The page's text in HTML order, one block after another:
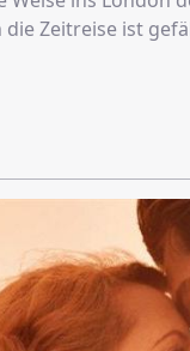
Zeitreise ist